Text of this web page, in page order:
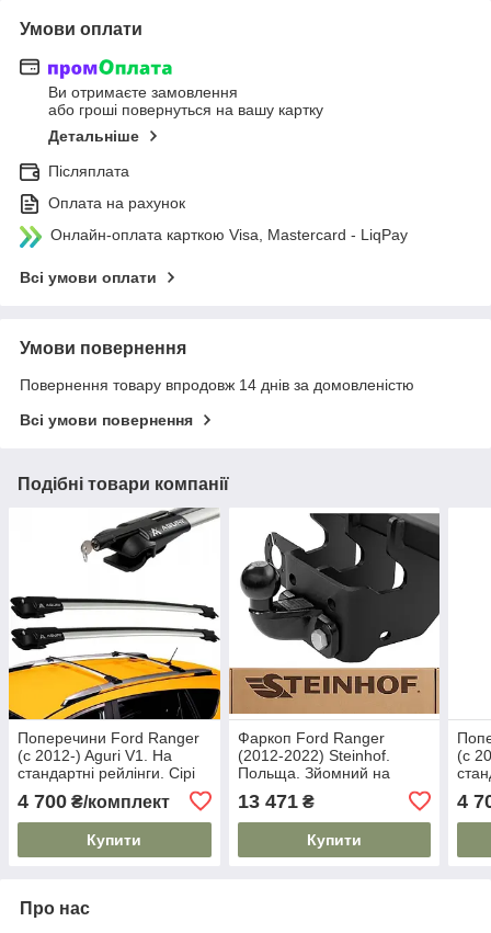
Умови оплати
Ви отримаєте замовлення
або гроші повернуться на вашу картку
Детальніше
Післяплата
Оплата на рахунок
Онлайн-оплата карткою Visa, Mastercard - LiqPay
Всі умови оплати
Умови повернення
Повернення товару впродовж 14 днів за домовленістю
Всі умови повернення
Подібні товари компанії
Поперечини Ford Ranger
(c 2012-) Aguri V1. На
стандартні рейлінги. Сірі
4 700 ₴/комплект
Купити
Фаркоп Ford Ranger
(2012-2022) Steinhof.
Польща. Зйомний на
13 471₴
Купити
(c
4
Про нас